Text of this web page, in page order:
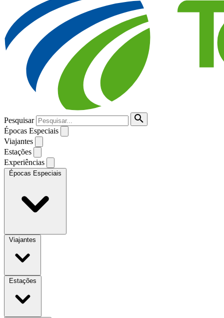
Pesquisar
Épocas Especiais
Viajantes
Estações
Experiências
Épocas Especiais
Viajantes
Estações